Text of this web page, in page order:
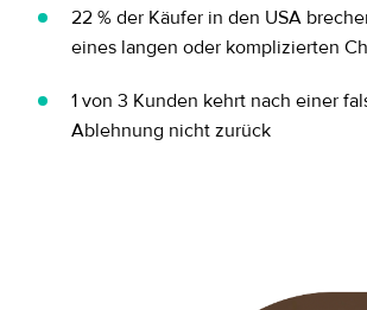
22 % der Käufer in den USA
eines langen oder komplizierten
1 von 3 Kunden kehrt nach einer
Ablehnung nicht zurück